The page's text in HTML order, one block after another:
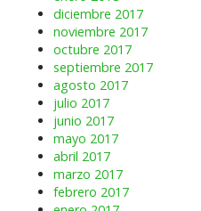
diciembre 2017
noviembre 2017
octubre 2017
septiembre 2017
agosto 2017
julio 2017
junio 2017
mayo 2017
abril 2017
marzo 2017
febrero 2017